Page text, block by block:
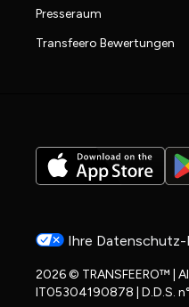
Presseraum
Transfeero Bewertungen
Ihre Datenschutz-
2026 © TRANSFEERO™ |
IT05304190878 | D.D.S.